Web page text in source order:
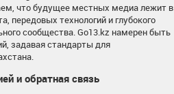
что будущее местных медиа лежит в
передовых технологий и глубокого
сообщества. Go13.kz намерен быть
задавая стандарты для
и обратная связь